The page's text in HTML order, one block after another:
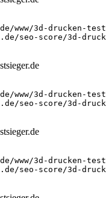
www/3d-drucken-
seo-score/3d-
www/3d-drucken-
seo-score/3d-
www/3d-drucken-
seo-score/3d-